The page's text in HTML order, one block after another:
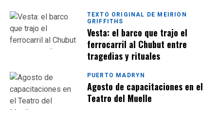
TEXTO ORIGINAL DE MEIRION
GRIFFITHS
Vesta: el barco que trajo el
ferrocarril al Chubut entre
tragedias y rituales
PUERTO MADRYN
Agosto de capacitaciones en el
Teatro del Muelle